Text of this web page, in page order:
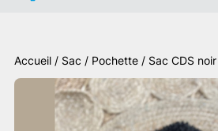
Accueil / Sac / Pochette / Sac CDS noir